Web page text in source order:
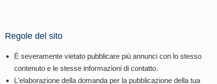
Regole del sito
È severamente vietato pubblicare più annunci con lo stesso
contenuto e le stesse informazioni di contatto.
L'elaborazione della domanda per la pubblicazione della tua